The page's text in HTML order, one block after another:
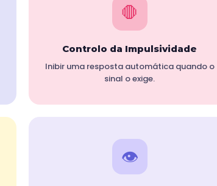
🛑
Controlo da Impulsividade
Inibir uma resposta automática quando o
sinal o exige.
👁️